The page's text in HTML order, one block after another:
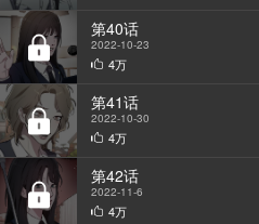
第40话
2022-10-23
4万
第41话
2022-10-30
4万
第42话
2022-11-6
4万